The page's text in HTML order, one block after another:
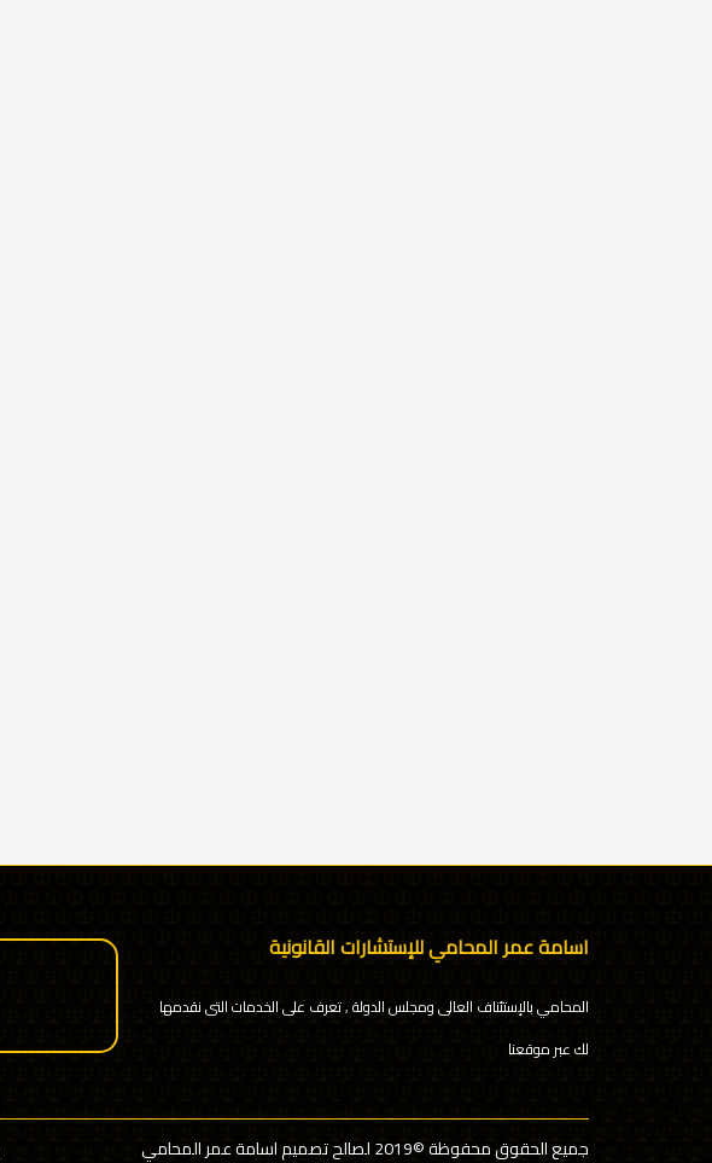
اسامة عمر المحامي للإستشارات القانونية
المحامي بالإستئناف العالى ومجلس الدولة , تعرف على الخدمات التى نقدمها
لك عبر موقعنا
جميع الحقوق محفوظة©2019 لصالح تصميم اسامة عمر المحامي